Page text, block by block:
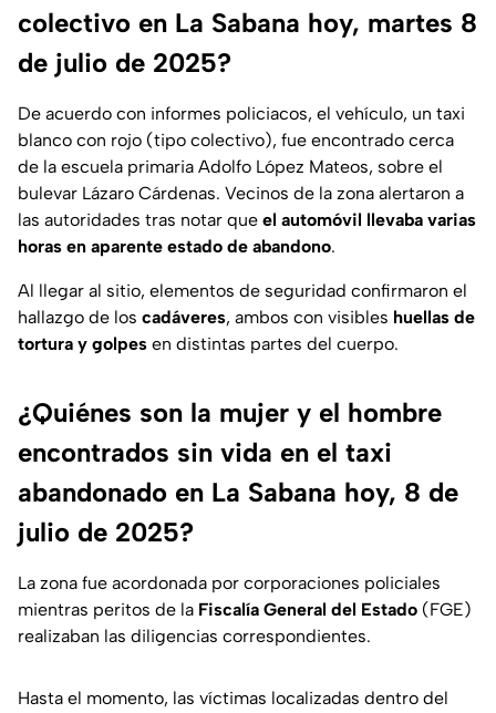
colectivo en La Sabana hoy, martes 8
de julio de 2025?
De acuerdo con informes policiacos, el vehículo, un taxi
blanco con rojo (tipo colectivo), fue encontrado cerca
de la escuela primaria Adolfo López Mateos, sobre el
bulevar Lázaro Cárdenas. Vecinos de la zona alertaron a
las autoridades tras notar que el automóvil llevaba varias
horas en aparente estado de abandono.
Al llegar al sitio, elementos de seguridad confirmaron el
hallazgo de los cadáveres, ambos con visibles huellas de
tortura y golpes en distintas partes del cuerpo.
¿Quiénes son la mujer y el hombre
encontrados sin vida en el taxi
abandonado en La Sabana hoy, 8 de
julio de 2025?
La zona fue acordonada por corporaciones policiales
mientras peritos de la Fiscalía General del Estado (FGE)
realizaban las diligencias correspondientes.
Hasta el momento, las víctimas localizadas dentro del